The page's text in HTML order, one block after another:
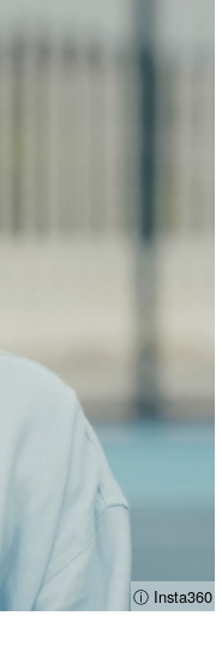
ⓘ Insta360